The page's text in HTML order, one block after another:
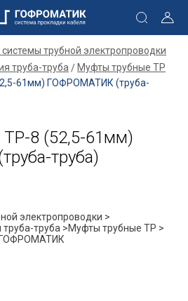
трубной электропроводки
труба-труба
Муфты трубные ТР
61мм) ГОФРОМАТИК (труба-
8 (52,5-61мм)
труба)
электропроводки >
труба >Муфты трубные ТР >
ГОФРОМАТИК